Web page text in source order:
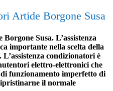
Artide Borgone Susa
Susa. L’assistenza
importante nella scelta della
condizionatori è
elettro-elettronici che
funzionamento imperfetto di
il normale